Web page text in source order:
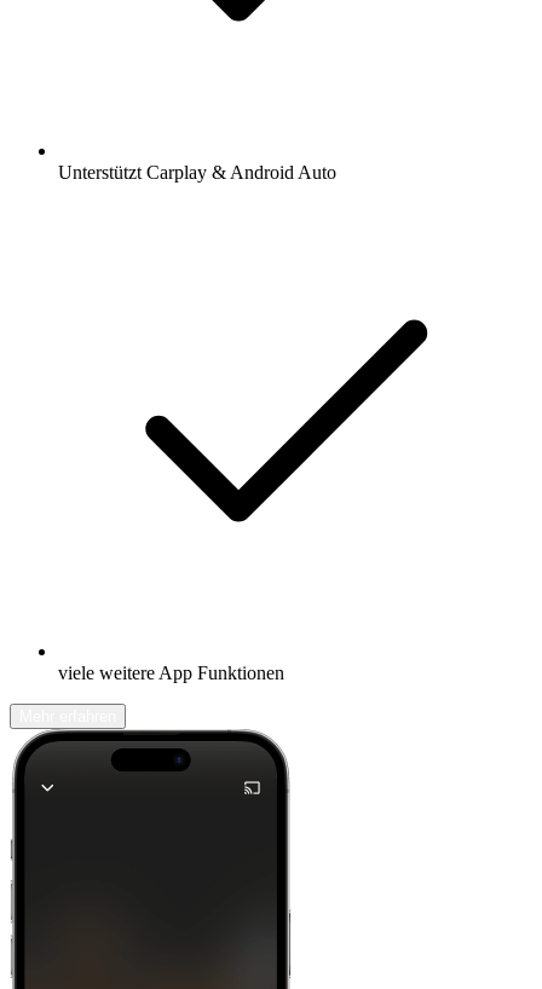
Unterstützt Carplay & Android Auto
viele weitere App Funktionen